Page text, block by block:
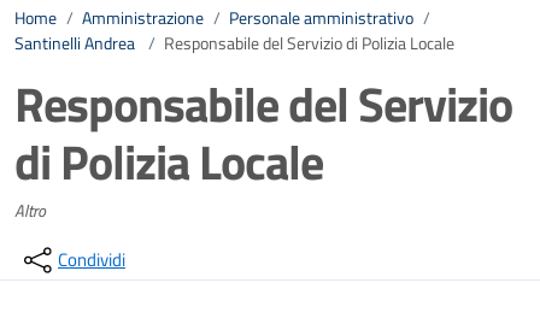
Home / Amministrazione / Personale amministrativo /
Santinelli Andrea / Responsabile del Servizio di Polizia Locale
Responsabile del Servizio
di Polizia Locale
Altro
Condividi